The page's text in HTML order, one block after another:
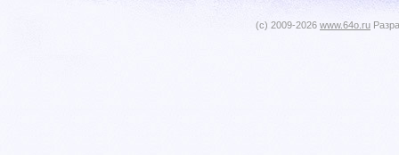
(c) 2009-2026 www.64o.ru